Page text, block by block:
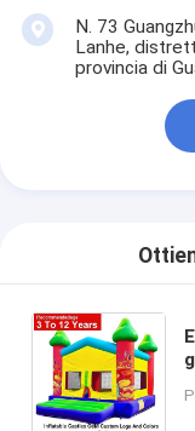
N. 73
Lanhe,
provincia di